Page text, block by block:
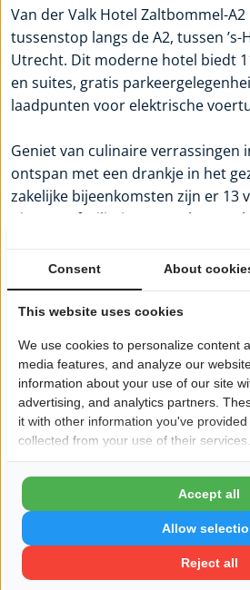
Van der Valk Hotel Zaltbommel-A2
tussenstop langs de A2, tussen
Utrecht. Dit moderne hotel biedt
en suites, gratis
laadpunten voor elektrische
Geniet van culinaire verrassingen
ontspan met een drankje in het
zakelijke bijeenkomsten zijn er 13
nieuwste faciliteiten. Hotelgasten
gratis toegang tot de
fitnessclub.
Dankzij de gunstige ligging en het
Zaltbommel op slechts vijf
Bij ons bent u 24/7 welkom!
Wil je dat jouw bedrijf hier ook
Pagina delen op:
Maandag:
Dinsdag:
Consent About
This website uses cookies
We use cookies to personalize content
media features, and analyze our
information about your use of our site
advertising, and analytics partners.
it with other information you've
collected from your use of their services.
Reject all
Allow
Accept all